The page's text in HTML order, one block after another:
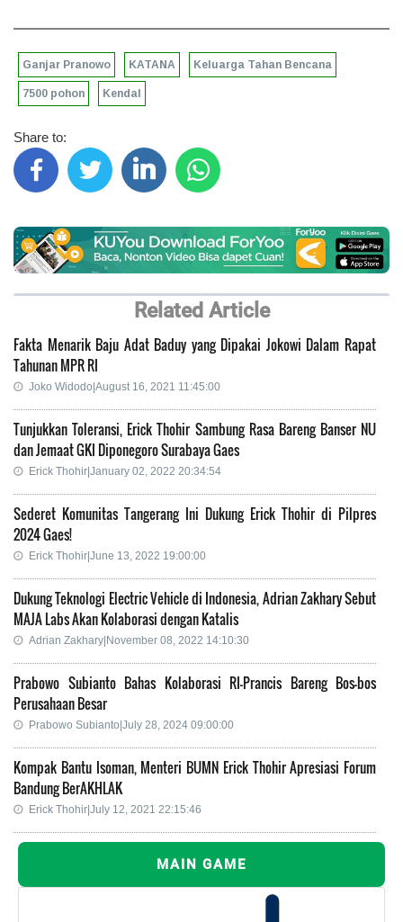
Ganjar Pranowo KATANA Keluarga Tahan Bencana
7500 pohon Kendal
Share to:
Related Article
Fakta Menarik Baju Adat Baduy yang Dipakai Jokowi Dalam Rapat
Tahunan MPR RI
Joko Widodo|August 16, 2021 11:45:00
Tunjukkan Toleransi, Erick Thohir Sambung Rasa Bareng Banser NU
dan Jemaat GKI Diponegoro Surabaya Gaes
Erick Thohir|January 02, 2022 20:34:54
Sederet Komunitas Tangerang Ini Dukung Erick Thohir di Pilpres
2024 Gaes!
Erick Thohir|June 13, 2022 19:00:00
Dukung Teknologi Electric Vehicle di Indonesia, Adrian Zakhary Sebut
MAJA Labs Akan Kolaborasi dengan Katalis
Adrian Zakhary|November 08, 2022 14:10:30
Prabowo Subianto Bahas Kolaborasi RI-Prancis Bareng Bos-bos
Perusahaan Besar
Prabowo Subianto|July 28, 2024 09:00:00
Kompak Bantu Isoman, Menteri BUMN Erick Thohir Apresiasi Forum
Bandung BerAKHLAK
Erick Thohir|July 12, 2021 22:15:46
MAIN GAME